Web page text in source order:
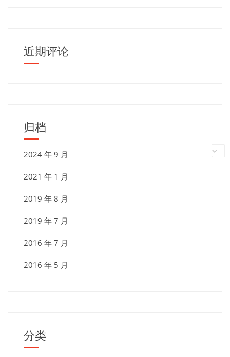
近期评论
归档
2024 年 9 月
2021 年 1 月
2019 年 8 月
2019 年 7 月
2016 年 7 月
2016 年 5 月
分类